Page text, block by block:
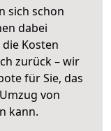
sich schon
dabei
Kosten
zurück – wir
für Sie, das
von
kann.